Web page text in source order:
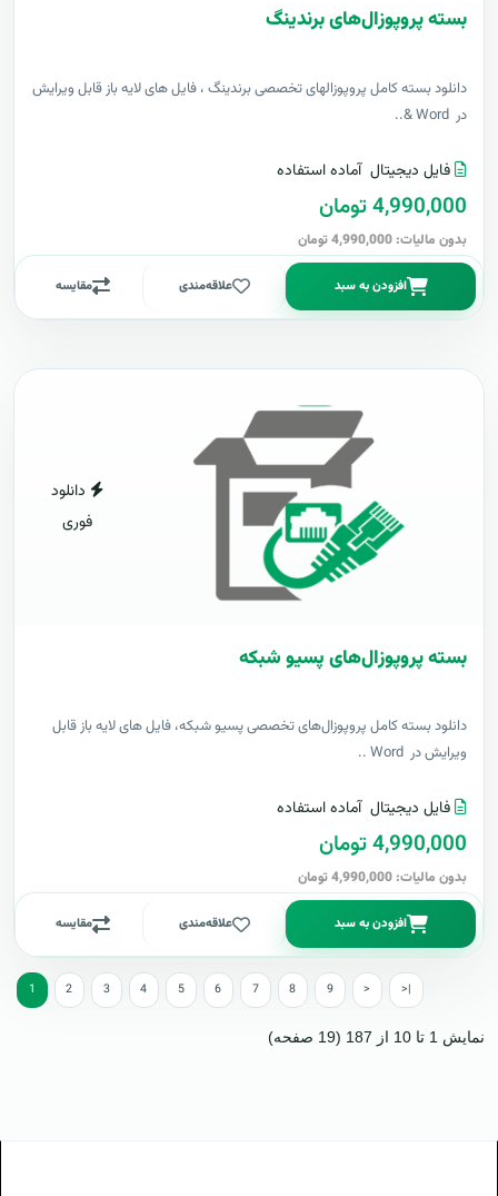
بسته پروپوزال‌های برندینگ
دانلود بسته کامل پروپوزالهای تخصصی برندینگ ، فایل های لایه باز قابل ویرایش
در Word &..
فایل دیجیتال آماده استفاده
4,990,000 تومان
بدون مالیات: 4,990,000 تومان
افزودن به سبد علاقه‌مندی مقایسه
دانلود
فوری
بسته پروپوزال‌های پسیو شبکه
دانلود بسته کامل پروپوزال‌های تخصصی پسیو شبکه، فایل های لایه باز قابل
ویرایش در Word ..
فایل دیجیتال آماده استفاده
4,990,000 تومان
بدون مالیات: 4,990,000 تومان
افزودن به سبد علاقه‌مندی مقایسه
1 2 3 4 5 6 7 8 9 > >|
نمایش 1 تا 10 از 187 (19 صفحه)